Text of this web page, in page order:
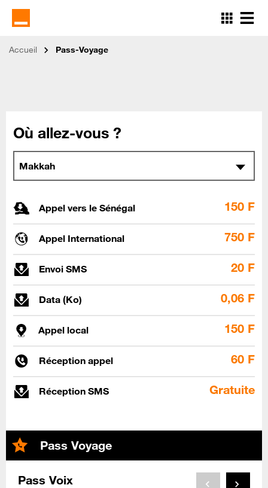
contenu
Accueil
Pass-Voyage
Où allez-vous ?
Makkah
Appel vers le Sénégal 150 F
Appel International 750 F
Envoi SMS 20 F
Data (Ko) 0,06 F
Appel local 150 F
Réception appel 60 F
Réception SMS Gratuite
Pass Voyage
Pass Voix